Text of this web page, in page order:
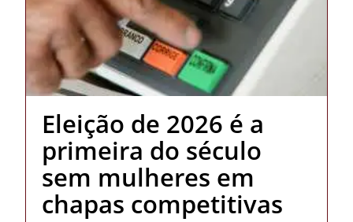
Eleição de 2026 é a
primeira do século
sem mulheres em
chapas competitivas